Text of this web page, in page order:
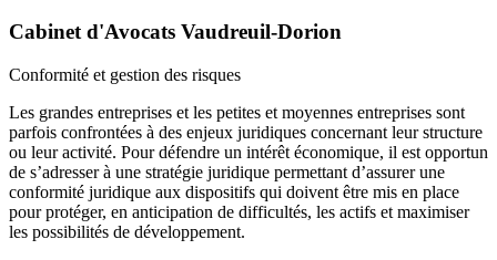
Cabinet d'Avocats Vaudreuil-Dorion
Conformité et gestion des risques
Les grandes entreprises et les petites et moyennes entreprises sont
parfois confrontées à des enjeux juridiques concernant leur structure
ou leur activité. Pour défendre un intérêt économique, il est opportun
de s’adresser à une stratégie juridique permettant d’assurer une
conformité juridique aux dispositifs qui doivent être mis en place
pour protéger, en anticipation de difficultés, les actifs et maximiser
les possibilités de développement.